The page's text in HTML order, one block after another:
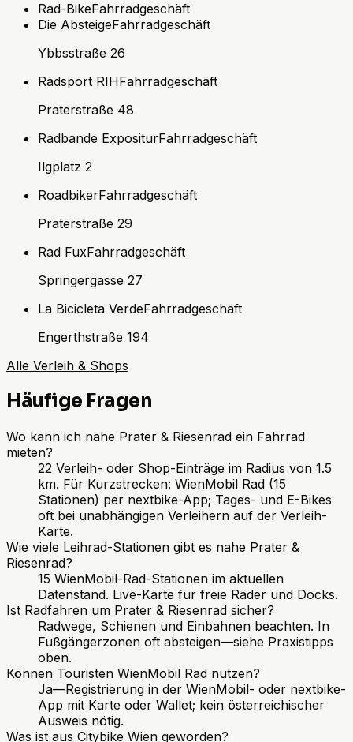
Rad-BikeFahrradgeschäft
Die AbsteigeFahrradgeschäft
Ybbsstraße 26
Radsport RIHFahrradgeschäft
Praterstraße 48
Radbande ExpositurFahrradgeschäft
Ilgplatz 2
RoadbikerFahrradgeschäft
Praterstraße 29
Rad FuxFahrradgeschäft
Springergasse 27
La Bicicleta VerdeFahrradgeschäft
Engerthstraße 194
Alle Verleih & Shops
Häufige Fragen
Wo kann ich nahe Prater & Riesenrad ein Fahrrad
mieten?
22 Verleih- oder Shop-Einträge im Radius von 1.5
km. Für Kurzstrecken: WienMobil Rad (15
Stationen) per nextbike-App; Tages- und E-Bikes
oft bei unabhängigen Verleihern auf der Verleih-
Karte.
Wie viele Leihrad-Stationen gibt es nahe Prater &
Riesenrad?
15 WienMobil-Rad-Stationen im aktuellen
Datenstand. Live-Karte für freie Räder und Docks.
Ist Radfahren um Prater & Riesenrad sicher?
Radwege, Schienen und Einbahnen beachten. In
Fußgängerzonen oft absteigen—siehe Praxistipps
oben.
Können Touristen WienMobil Rad nutzen?
Ja—Registrierung in der WienMobil- oder nextbike-
App mit Karte oder Wallet; kein österreichischer
Ausweis nötig.
Was ist aus Citybike Wien geworden?